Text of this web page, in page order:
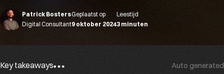
Patrick Bosters
Digital Consultant
Geplaatst op
9 oktober 2024
Leestijd
3 minuten
Key takeaways Auto generated